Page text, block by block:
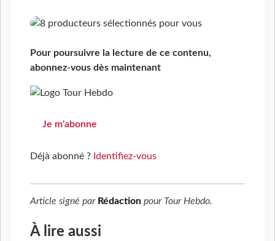
Pour poursuivre la lecture de ce contenu,
abonnez-vous dès maintenant
Je m'abonne
Déjà abonné ? Identifiez-vous
Article signé par Rédaction pour Tour Hebdo.
À lire aussi